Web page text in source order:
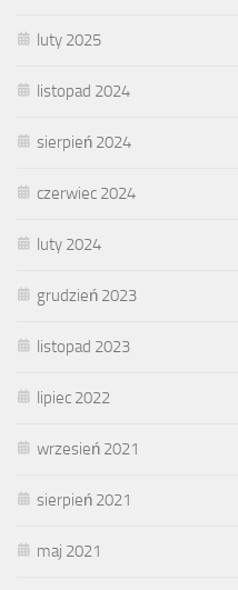
luty 2025
listopad 2024
sierpień 2024
czerwiec 2024
luty 2024
grudzień 2023
listopad 2023
lipiec 2022
wrzesień 2021
sierpień 2021
maj 2021